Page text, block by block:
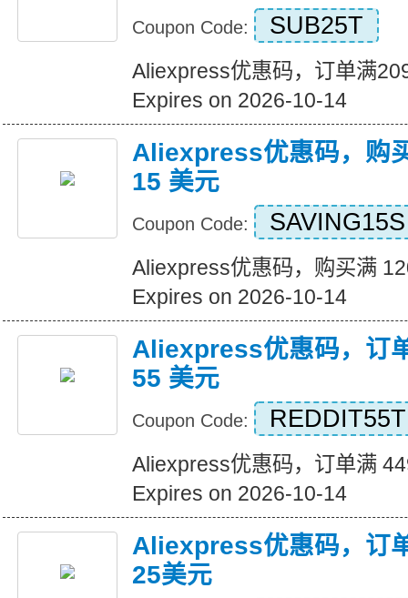
Coupon Code: SUB25T
Aliexpress优惠码，订单满
Expires on 2026-10-14
Aliexpress优惠码，购
15 美元
Coupon Code: SAVING15S
Aliexpress优惠码，购买满
Expires on 2026-10-14
Aliexpress优惠码，订
55 美元
Coupon Code: REDDIT55T
Aliexpress优惠码，订单满
Expires on 2026-10-14
Aliexpress优惠码，订
25美元